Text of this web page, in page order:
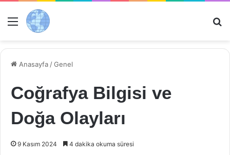
Menü
Anasayfa /Genel
Coğrafya Bilgisi ve
Doğa Olayları
9 Kasım 2024 4 dakika okuma süresi